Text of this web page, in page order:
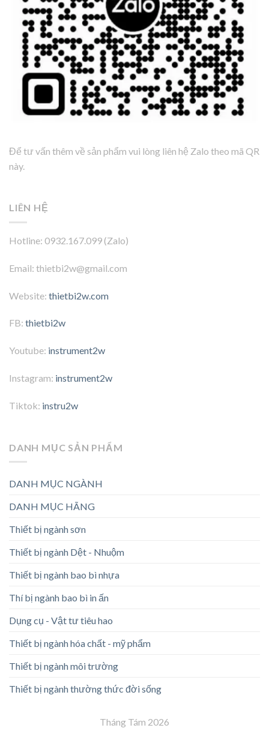
Để tư vấn thêm về sản phẩm vui lòng liên hệ Zalo theo mã QR
này.
LIÊN HỆ
Hotline: 0932.167.099 (Zalo)
Email: thietbi2w@gmail.com
Website: thietbi2w.com
FB: thietbi2w
Youtube: instrument2w
Instagram: instrument2w
Tiktok: instru2w
DANH MỤC SẢN PHẨM
DANH MỤC NGÀNH
DANH MỤC HÃNG
Thiết bị ngành sơn
Thiết bị ngành Dệt - Nhuộm
Thiết bị ngành bao bì nhựa
Thí bị ngành bao bì in ấn
Dụng cụ - Vật tư tiêu hao
Thiết bị ngành hóa chất - mỹ phẩm
Thiết bị ngành môi trường
Thiết bị ngành thường thức đời sống
Tháng Tám 2026